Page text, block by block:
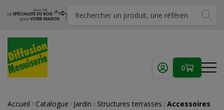
0
Accueil Catalogue Jardin Structures terrasses Accessoires